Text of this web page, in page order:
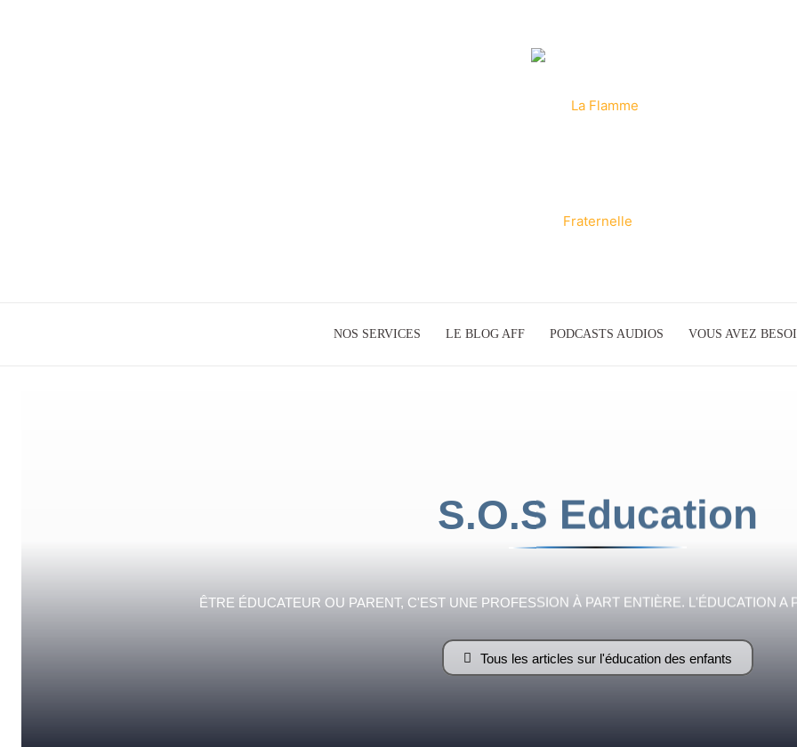
La
NOS SERVICES LE BLOG AFF PODCASTS AUDIOS VOUS AVEZ
S.O.S Education
ÊTRE ÉDUCATEUR OU PARENT, C'EST UNE PROFESSION À PART ENTIÈRE. L'ÉDUCATION A
Tous les articles sur l'éducation des enfants